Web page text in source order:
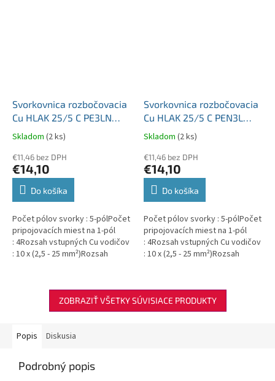
Svorkovnica rozbočovacia
Cu HLAK 25/5 C PE3LN
zelená/3xšedá/modrá
5pól 152A 5 x vstup
2x25mm2 plus 5 x výstup
2x16mm2
Skladom (2 ks)
€11,46 bez DPH
€14,10
Do košíka
Počet pólov svorky : 5-pólPočet
pripojovacích miest na 1-pól
: 4Rozsah vstupných Cu vodičov
: 10 x (2,5 - 25 mm²)Rozsah
Svorkovnica rozbočovacia
Cu HLAK 25/5 C PEN3L
zelená/modrá/3xšedá
5pól 152A 5 x vstup
2x25mm2 plus 5 x výstup
2x16mm2
Skladom (2 ks)
€11,46 bez DPH
€14,10
Do košíka
Počet pólov svorky : 5-pólPočet
pripojovacích miest na 1-pól
: 4Rozsah vstupných Cu vodičov
: 10 x (2,5 - 25 mm²)Rozsah
ZOBRAZIŤ VŠETKY SÚVISIACE PRODUKTY
Popis Diskusia
Podrobný popis